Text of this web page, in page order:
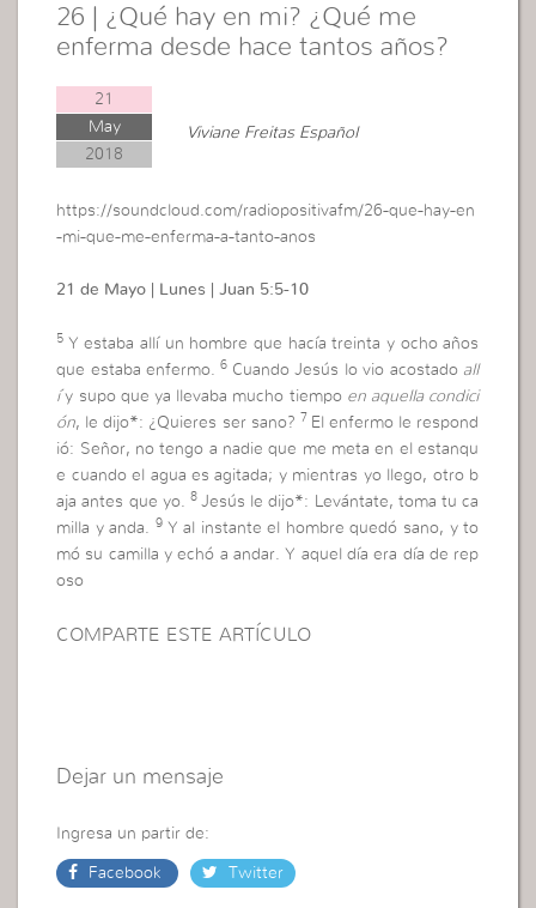
26 | ¿Qué hay en mi? ¿Qué me
enferma desde hace tantos años?
21
May
2018
Viviane Freitas Español
https://soundcloud.com/radiopositivafm/26-que-hay-en
-mi-que-me-enferma-a-tanto-anos
21 de Mayo | Lunes | Juan 5:5-10
5 Y estaba allí un hombre que hacía treinta y ocho años
que estaba enfermo.
6 Cuando Jesús lo vio acostado all
íy supo que ya llevaba mucho tiempo en aquella condici
ón, le dijo*: ¿Quieres ser sano? 7 El enfermo le respond
ió: Señor, no tengo a nadie que me meta en el estanqu
e cuando el agua es agitada; y mientras yo llego, otro b
aja antes que yo.
8 Jesús le dijo*:
Levántate, toma tu ca
milla y anda.
9 Y al instante el hombre quedó sano, y to
mó su camilla y echó a andar.Y aquel día era día de rep
oso
COMPARTE ESTE ARTÍCULO
Dejar un mensaje
Ingresa un partir de:
Facebook Twitter